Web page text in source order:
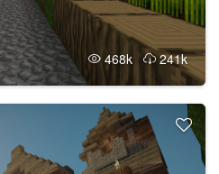
468k 241k